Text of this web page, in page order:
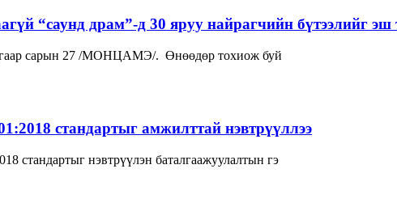
“саунд драм”-д 30 яруу найрагчийн бүтээлийг эш
сарын 27 /МОНЦАМЭ/. Өнөөдөр тохиож буй
стандартыг амжилттай нэвтрүүллээ
стандартыг нэвтрүүлэн баталгаажуулалтын гэ